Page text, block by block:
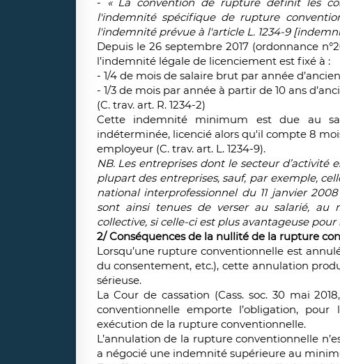
l'indemnité spécifique de rupture
l'indemnité prévue à l'article L. 1234-9
Depuis le 26 septembre 2017 (ordonnance
l’indemnité légale de licenciement est fixé à :
- 1/4 de mois de salaire brut par année
- 1/3 de mois par année à partir de 10 ans
(C. trav. art. R. 1234-2)
Cette indemnité minimum est due au
indéterminée, licencié alors qu'il compte 8
employeur (C. trav. art. L. 1234-9).
NB. Les entreprises dont le secteur d’activité
plupart des entreprises, sauf, par exemple,
national interprofessionnel du 11 janvier
sont ainsi tenues de verser au salarié, au
collective, si celle-ci est plus avantageuse pour
2/ Conséquences de la nullité de la rupture
Lorsqu’une rupture conventionnelle est
du consentement, etc.), cette annulation
sérieuse.
La Cour de cassation (Cass. soc. 30 mai
conventionnelle emporte l’obligation,
exécution de la rupture conventionnelle.
L’annulation de la rupture conventionnelle
a négocié une indemnité supérieure au